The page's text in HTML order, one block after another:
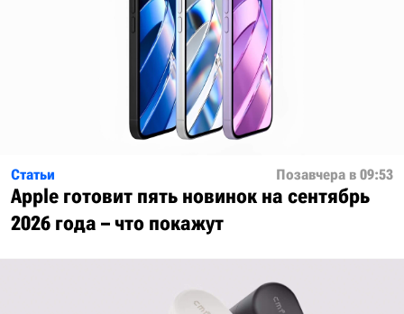
Статьи Позавчера в 09:53
Apple готовит пять новинок на сентябрь
2026 года – что покажут